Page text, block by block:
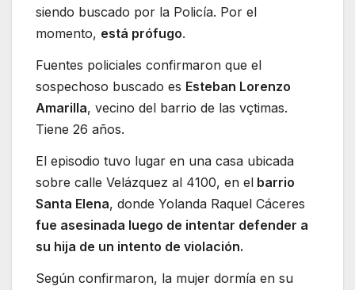
siendo buscado por la Policía. Por el
momento, está prófugo.
Fuentes policiales confirmaron que el
sospechoso buscado es Esteban Lorenzo
Amarilla, vecino del barrio de las vçtimas.
Tiene 26 años.
El episodio tuvo lugar en una casa ubicada
sobre calle Velázquez al 4100, en el barrio
Santa Elena, donde Yolanda Raquel Cáceres
fue asesinada luego de intentar defender a
su hija de un intento de violación.
Según confirmaron, la mujer dormía en su